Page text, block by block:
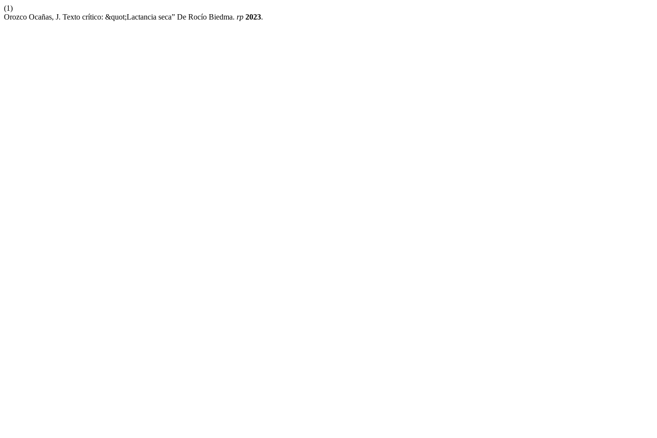
(1)
Orozco Ocañas, J. Texto crítico: &quot;Lactancia seca” De Rocío Biedma. rp 2023.